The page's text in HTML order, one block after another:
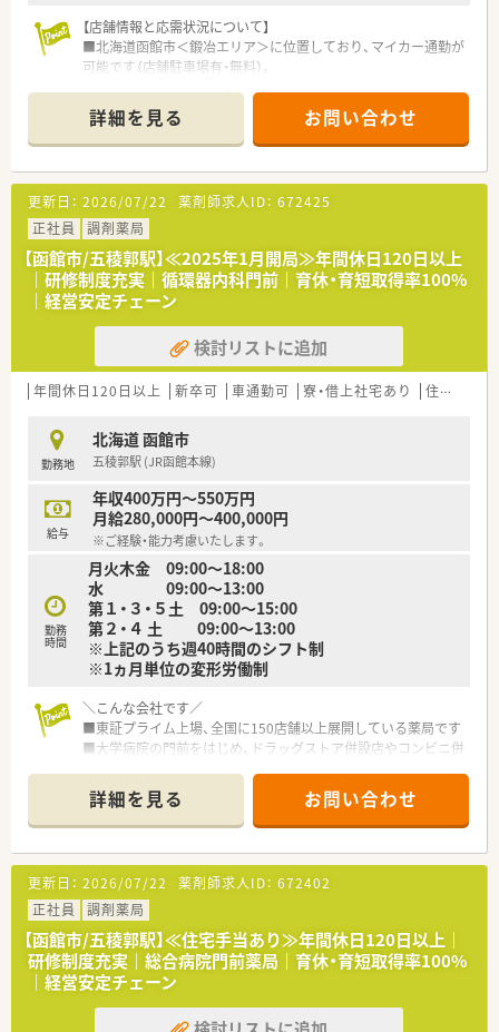
【店舗情報と応需状況について】
■北海道函館市＜鍛冶エリア＞に位置しており、マイカー通勤が
可能です（店舗駐車場有・無料）。
も担当しています。
■1日の処方箋枚数は約80枚で、薬剤師3名と医療事務1.8名の体
制で対応しています。
【想定されるキャリアイメージ】
■ご自身の志向に合わせ、マネジメントとスペシャリストの2つ
のキャリアコースが選べます。
■階層別研修やe-Learningなど、スキルアップを支援する幅広
い学びの場があります。
■病院研修への参加や「外来がん治療認定薬剤師」など専門資格
の取得もサポートします。
【こんな方にオススメ】
■年間休日120日以上、残業少なめなので、仕事と私生活を両立
させたい方におすすめです。
を持つ方にも最適です。
■安定した経営基盤と充実した福利厚生（LTD制度や住宅手当な
ど）を求める方にも適しています。
【やりがい/おすすめポイント】
■勤務コースを「自宅通勤」「狭域」「広域」「全国」の4つから選択
することが可能です。
■ほぼ全店で座っての服薬指導が中心のため、立ち仕事による身
体的な負担が軽減されます。
■薬剤師資格以外の資格（アロマテラピー検定など）に対しても
手当が支給されます。
詳細を見る お問い合わせ
更新日： 2026/07/22 薬剤師求人ID： 672425
正社員
調剤薬局
【函館市/五稜郭駅】≪2025年1月開局≫年間休日120日以上
｜研修制度充実｜循環器内科門前｜育休・育短取得率100%
｜経営安定チェーン
検討リストに追加
年間休日120日以上 新卒可 車通勤可 寮・借上社宅あり 住宅補助(手当)あり
勤務地
北海道 函館市
五稜郭駅 (JR函館本線)
給与
年収400万円～550万円
月給280,000円～400,000円
※ご経験・能力考慮いたします。
勤務
時間
月火木金 09:00～18:00
水 09:00～13:00
第１・３・５土 09:00～15:00
第２・４ 土 09:00～13:00
※上記のうち週40時間のシフト制
※1ヵ月単位の変形労働制
＼こんな会社です／
■東証プライム上場、全国に150店舗以上展開している薬局です
■大学病院の門前をはじめ、ドラッグストア併設店やコンビニ併
様々な形態の薬局を全国に展開しており、ご自身の興味に合わ
せて働けます
■ほぼ全店で「座り投薬」のため、患者様にしっかりと向き合っ
て服薬指導ができます
■年間休日は120日以上！近隣に複数店舗展開しており、
ヘルプ体制も整っているので、有休もとりやすい環境です
■それぞれのキャリアに応じて【マネジメント】と
専門性を極める【スペシャリスト】の2つのコースが用意されて
おり、
自己実現が叶えやすい体制です
＼福利厚生について／
詳細を見る お問い合わせ
更新日： 2026/07/22 薬剤師求人ID： 672402
正社員
調剤薬局
【函館市/五稜郭駅】≪住宅手当あり≫年間休日120日以上｜
研修制度充実｜総合病院門前薬局｜育休・育短取得率100%
｜経営安定チェーン